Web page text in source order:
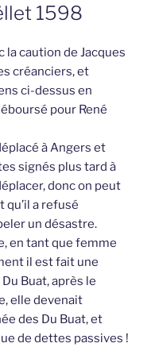
1598
la caution de Jacques
créanciers, et
ci-dessus en
pour René
à Angers et
signés plus tard à
donc on peut
qu’il a refusé
un désastre.
en tant que femme
il est fait une
Buat, après le
elle devenait
des Du Buat, et
de dettes passives !